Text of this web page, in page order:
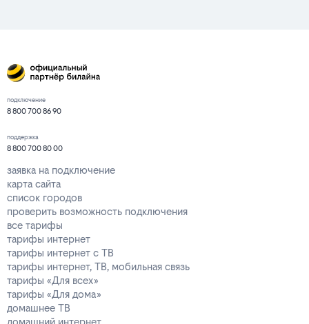
подключение
8 800 700 86 90
поддержка
8 800 700 80 00
заявка на подключение
карта сайта
список городов
проверить возможность подключения
все тарифы
тарифы интернет
тарифы интернет с ТВ
тарифы интернет, ТВ, мобильная связь
тарифы «Для всех»
тарифы «Для дома»
домашнее ТВ